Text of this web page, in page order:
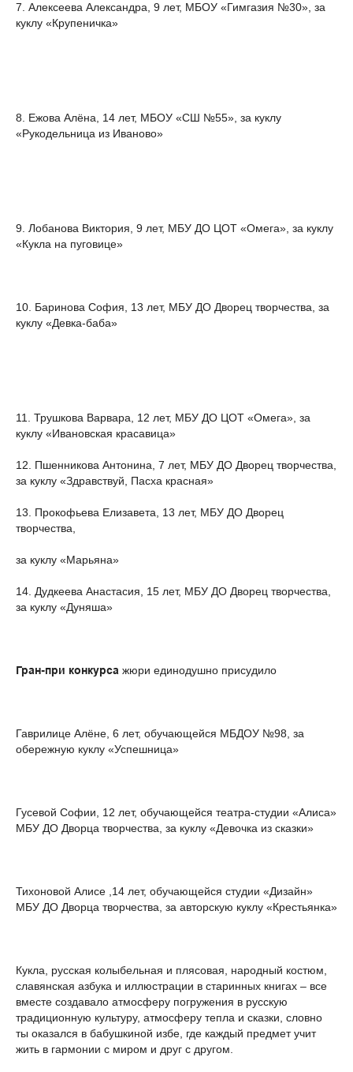
7. Алексеева Александра, 9 лет, МБОУ «Гимгазия №30», за
куклу «Крупеничка»
8. Ежова Алёна, 14 лет, МБОУ «СШ №55», за куклу
«Рукодельница из Иваново»
9. Лобанова Виктория, 9 лет, МБУ ДО ЦОТ «Омега», за куклу
«Кукла на пуговице»
10. Баринова София, 13 лет, МБУ ДО Дворец творчества, за
куклу «Девка-баба»
11. Трушкова Варвара, 12 лет, МБУ ДО ЦОТ «Омега», за
куклу «Ивановская красавица»
12. Пшенникова Антонина, 7 лет, МБУ ДО Дворец творчества,
за куклу «Здравствуй, Пасха красная»
13. Прокофьева Елизавета, 13 лет, МБУ ДО Дворец
творчества,
за куклу «Марьяна»
14. Дудкеева Анастасия, 15 лет, МБУ ДО Дворец творчества,
за куклу «Дуняша»
Гран-при конкурса жюри единодушно присудило
Гаврилице Алёне, 6 лет, обучающейся МБДОУ №98, за
обережную куклу «Успешница»
Гусевой Софии, 12 лет, обучающейся театра-студии «Алиса»
МБУ ДО Дворца творчества, за куклу «Девочка из сказки»
Тихоновой Алисе ,14 лет, обучающейся студии «Дизайн»
МБУ ДО Дворца творчества, за авторскую куклу «Крестьянка»
Кукла, русская колыбельная и плясовая, народный костюм,
славянская азбука и иллюстрации в старинных книгах – все
вместе создавало атмосферу погружения в русскую
традиционную культуру, атмосферу тепла и сказки, словно
ты оказался в бабушкиной избе, где каждый предмет учит
жить в гармонии с миром и друг с другом.